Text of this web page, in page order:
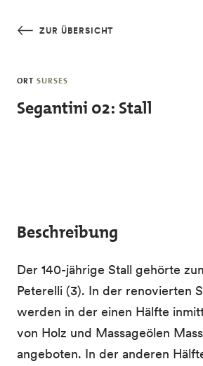
ZUR ÜBERSICHT
ORT SURSES
Segantini 02: Stall
Beschreibung
Der 140-jährige Stall gehörte
Peterelli (3). In der renovierten
werden in der einen Hälfte
von Holz und Massageölen
angeboten. In der anderen